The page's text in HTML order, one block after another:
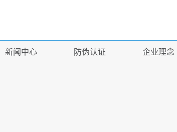
新闻中心 防伪认证 企业理念